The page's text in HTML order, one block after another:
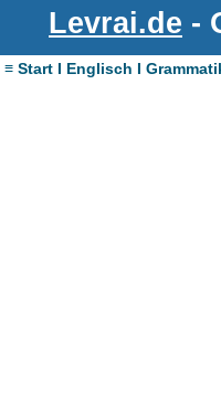
Levrai.de -
≡ Start I Englisch I